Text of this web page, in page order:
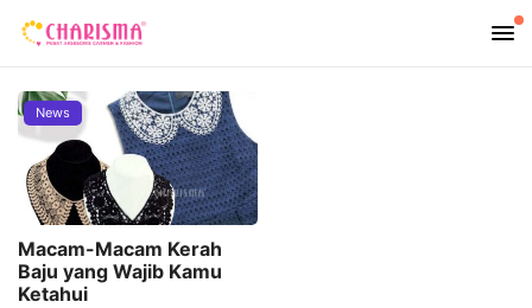
News
Macam-Macam Kerah
Baju yang Wajib Kamu
Ketahui